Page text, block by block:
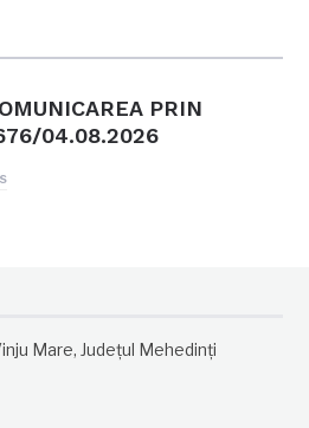
PRIN
04.08.2026
Mare, Județul Mehedinți